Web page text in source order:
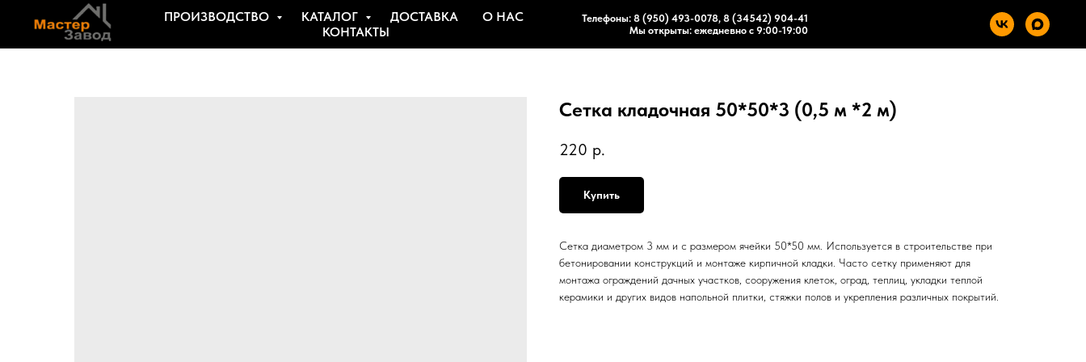
ПРОИЗВОДСТВО КАТАЛОГ ДОСТАВКА
О НАС
КОНТАКТЫ
Телефоны: 8 (950) 493-0078, 8 (34542) 904-41
Мы открыты: ежедневно с 9:00-19:00
Сетка кладочная 50*50*3 (0,5 м *2 м)
220 р.
Купить
Сетка диаметром 3 мм и с размером ячейки 50*50 мм. Используется в строительстве при
бетонировании конструкций и монтаже кирпичной кладки. Часто сетку применяют для
монтажа ограждений дачных участков, сооружения клеток, оград, теплиц, укладки теплой
керамики и других видов напольной плитки, стяжки полов и укрепления различных покрытий.